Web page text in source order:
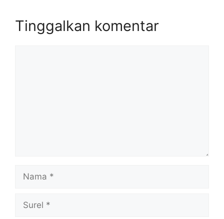
Tinggalkan komentar
Nama
Surel